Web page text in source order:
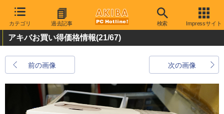
カテゴリ 過去記事 検索 Impressサイト
アキバお買い得価格情報(21/67)
前の画像 次の画像